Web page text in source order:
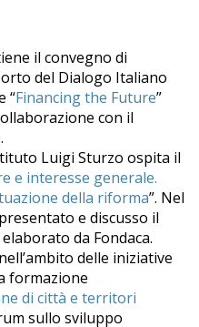
il convegno di
del Dialogo Italiano
“Financing the Future”
con il
Luigi Sturzo ospita il
e interesse generale.
della riforma”. Nel
e discusso il
da Fondaca.
delle iniziative
formazione
di città e territori
sullo sviluppo